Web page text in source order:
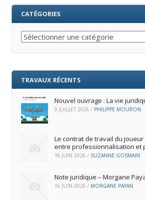
CATÉGORIES
Catégories
TRAVAUX RÉCENTS
Nouvel ouvrage : La vie
9 JUILLET 2026 / PHILIPPE MOURON
Le contrat de travail du joueur
entre professionnalisation et
16 JUIN 2026 / SUZANNE GOSMAIN
Note juridique – Morgane
16 JUIN 2026 / MORGANE PAYAN